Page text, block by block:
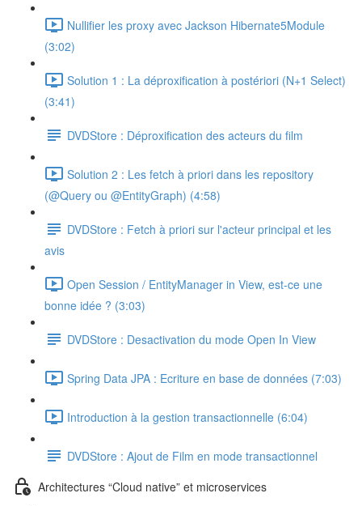
Nullifier les proxy avec Jackson Hibernate5Module
(3:02)
Solution 1 : La déproxification à postériori (N+1 Select)
(3:41)
DVDStore : Déproxification des acteurs du film
Solution 2 : Les fetch à priori dans les repository
(@Query ou @EntityGraph) (4:58)
DVDStore : Fetch à priori sur l'acteur principal et les
avis
Open Session / EntityManager in View, est-ce une
bonne idée ? (3:03)
DVDStore : Desactivation du mode Open In View
Spring Data JPA : Ecriture en base de données (7:03)
Introduction à la gestion transactionnelle (6:04)
DVDStore : Ajout de Film en mode transactionnel
Architectures “Cloud native” et microservices